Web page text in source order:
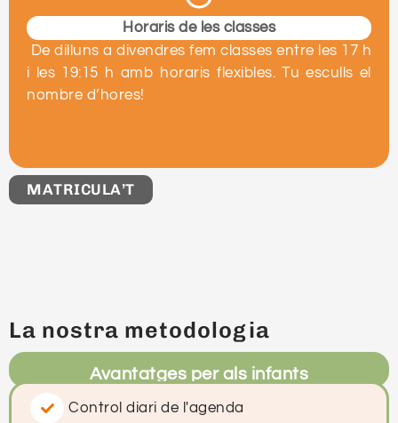
Horaris de les classes
De dilluns a divendres fem classes entre les 17 h
i les 19:15 h amb horaris flexibles. Tu esculls el
nombre d’hores!
MATRICULA’T
La nostra metodologia
Avantatges per als infants
Control diari de l'agenda